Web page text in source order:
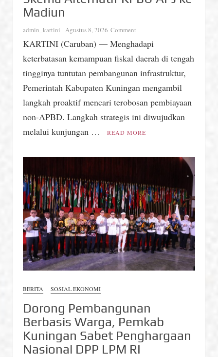
Madiun
admin_kartini Agustus 8, 2026 Comment
Keterbatasan
Fiskal,
Pemkab
Belajar
Skema
Alternatif
APJ
Madiun
KARTINI (Caruban) — Menghadapi
keterbatasan kemampuan fiskal daerah di tengah
tingginya tuntutan pembangunan infrastruktur,
Pemerintah Kabupaten Kuningan mengambil
langkah proaktif mencari terobosan pembiayaan
non-APBD. Langkah strategis ini diwujudkan
melalui kunjungan …
READ MORE
BERITA SOSIAL EKONOMI
Dorong Pembangunan
Berbasis Warga, Pemkab
Kuningan Sabet Penghargaan
Nasional DPP LPM RI